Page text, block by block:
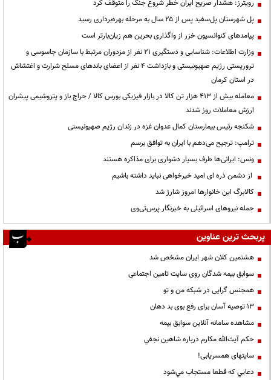
رویترز: هشدار صریح ایران خطر شروع جنگ را متوقف کرد
پل شهرستان پل‌سفید پس از ۲۵ سال به مرحله بهره‌برداری رسید
پیامدهای کنوانسیون خزر از واگذاری بحرین هم زیان‌بارتر است
وزارت اطلاعات: شناسایی و دستگیری ۲۱ نفر از مزدوران مرتبط با سازمان جاسوسی و
تروریستی رژیم صهیونیستی و بازداشت ۴ نفر از اعضای باندهای مسلح شرارت و اغتشاش
در استان کرمان
معامله بیش از ۴۱۳ هزار تن کالا در بازار فیزیکی بورس کالا / حراج باز و پتروشیمی پیشران
ارزش معاملات روز شدند
شکنجه رئیس بیمارستان کمال عدوان غزه در زندان رژیم صهیونیستی
ترامپ: ترجیح می‌دهم با ایران به توافق برسم
ونس: ایرانی‌ها طرف بسیار دشواری برای مذاکره هستند
از دشمن ذره ای امید خیرخواهی نباید داشته باشیم
کالابرگ این خانوارها امروز شارژ شد
حمله نیروهای اسرائیلی به خبرنگار پرس‌تی‌وی
پربحث ترین عناوین
هشتمین کلان شهر ایران مشخص شد
سوابق بیمه شدگان روی سایت تامین اجتماعی
همجنس گرایی در شبکه من و تو
13 توصیه آسان برای رفع بوی بد دهان
مشاهده سامانه آنلاين سوابق بیمه
حكم آيت‌الله مكارم درباره شاهين نجفي
سایتهای همسریابی!
دعايي كه قطعا مستجاب مي‌شود